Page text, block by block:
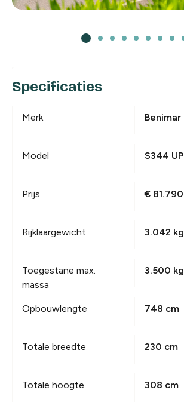
Specificaties
Merk Benimar
Model S344 UP
Prijs € 81.790
Rijklaargewicht 3.042 kg
Toegestane max.
massa
3.500 kg
Opbouwlengte 748 cm
Totale breedte 230 cm
Totale hoogte 308 cm